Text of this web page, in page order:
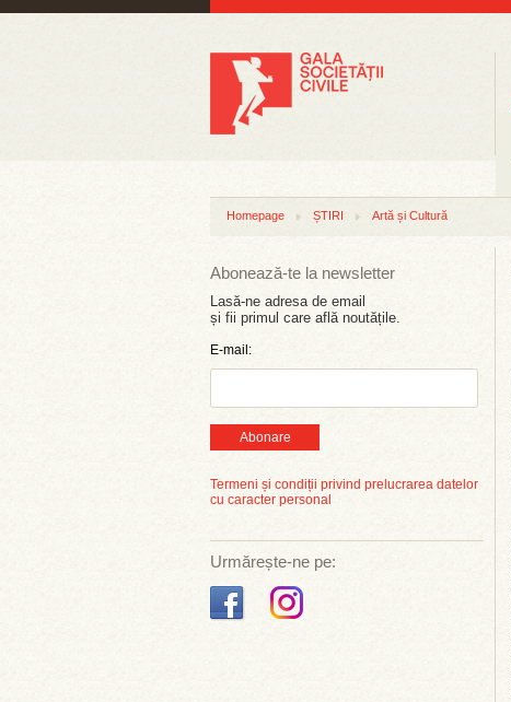
Homepage ȘTIRI Artă și Cultură
Abonează-te la newsletter
Lasă-ne adresa de email
și fii primul care află noutățile.
E-mail:
Abonare
Termeni și condiții privind prelucrarea datelor
cu caracter personal
Urmărește-ne pe: